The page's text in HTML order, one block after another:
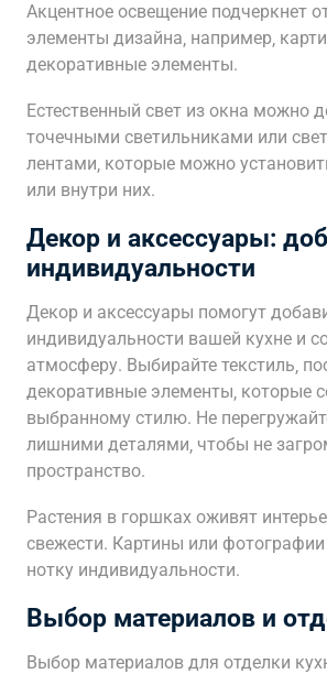
Акцентное освещение подчеркнет
элементы дизайна‚ например‚
декоративные элементы.
Естественный свет из окна можно
точечными светильниками или
лентами‚ которые можно
или внутри них.
Декор и аксессуары:
индивидуальности
Декор и аксессуары помогут
индивидуальности вашей кухне и
атмосферу. Выбирайте текстиль‚
декоративные элементы‚ которые
выбранному стилю. Не
лишними деталями‚ чтобы не
пространство.
Растения в горшках оживят
свежести. Картины или фотографии
нотку индивидуальности.
Выбор материалов и
Выбор материалов для отделки